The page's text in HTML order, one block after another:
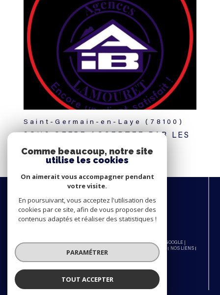
Saint-Germain-en-Laye (78100)
SOUS OFFRE ACCEPTEE PAR LES
AGENCES LAMOURET.
Voir le bien
NOUS
ADHÉRONS
© 2026 | TOUS DROITS RÉSERVÉS | TRADUCTION POWERED BY GOOGLE |
PLAN DU SITE ADMIN
NOS LIENS
POLITIQUE RGPD
Comme beaucoup, notre site
utilise les cookies
On aimerait vous accompagner pendant
votre visite.
En poursuivant, vous acceptez l'utilisation des
cookies par ce site, afin de vous proposer des
contenus adaptés et réaliser des statistiques !
PARAMÉTRER
TOUT ACCEPTER